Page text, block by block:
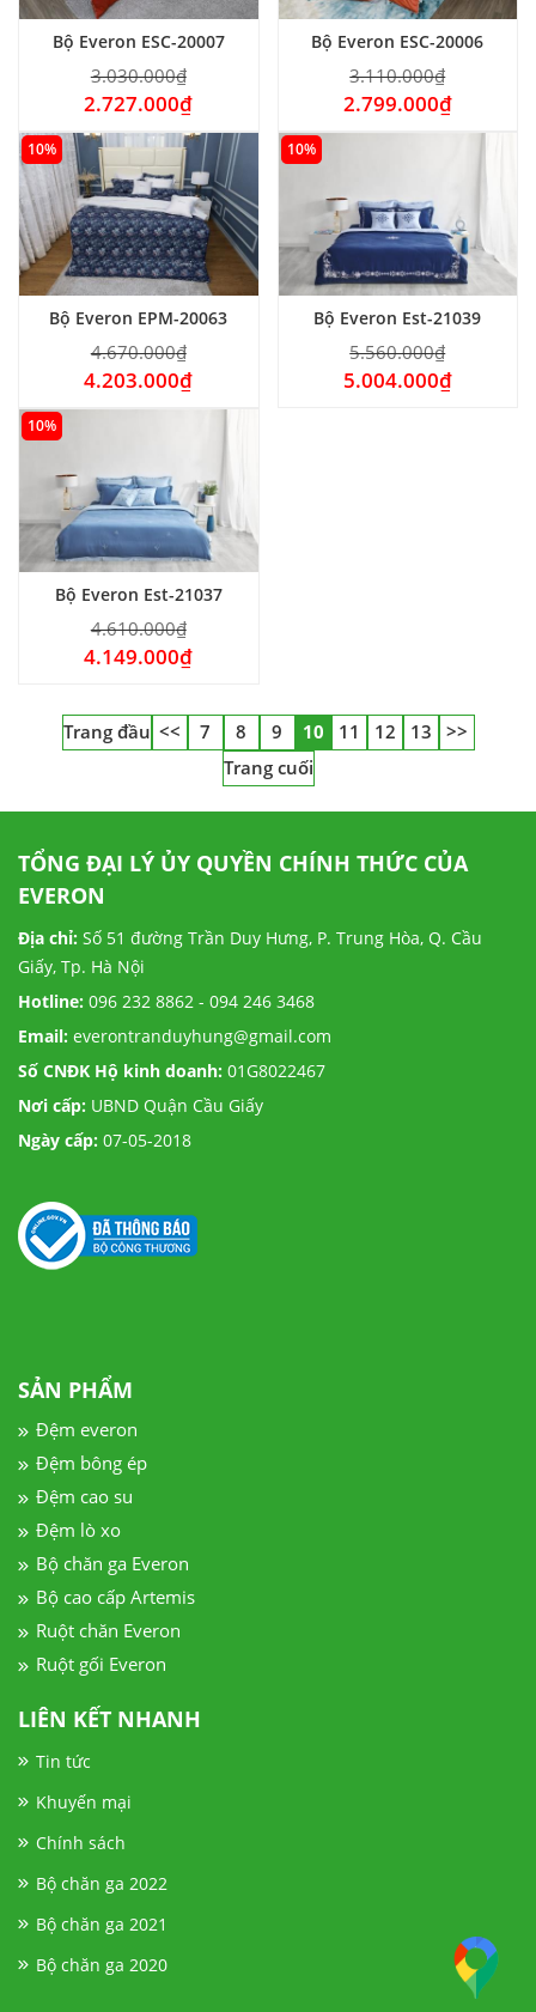
Bộ Everon ESC-20007
3.030.000₫
2.727.000₫
Bộ Everon ESC-20006
3.110.000₫
2.799.000₫
10%
Bộ Everon EPM-20063
4.670.000₫
4.203.000₫
10%
Bộ Everon Est-21039
5.560.000₫
5.004.000₫
10%
Bộ Everon Est-21037
4.610.000₫
4.149.000₫
Trang đầu << 7 8 9 10 11 12 13
>>
Trang cuối
TỔNG ĐẠI LÝ ỦY QUYỀN CHÍNH THỨC CỦA
EVERON
Địa chỉ: Số 51 đường Trần Duy Hưng, P. Trung Hòa, Q. Cầu
Giấy, Tp. Hà Nội
Hotline: 096 232 8862 - 094 246 3468
Email: everontranduyhung@gmail.com
Số CNĐK Hộ kinh doanh: 01G8022467
Nơi cấp: UBND Quận Cầu Giấy
Ngày cấp: 07-05-2018
SẢN PHẨM
Đệm everon
Đệm bông ép
Đệm cao su
Đệm lò xo
Bộ chăn ga Everon
Bộ cao cấp Artemis
Ruột chăn Everon
Ruột gối Everon
LIÊN KẾT NHANH
Tin tức
Khuyến mại
Chính sách
Bộ chăn ga 2022
Bộ chăn ga 2021
Bộ chăn ga 2020